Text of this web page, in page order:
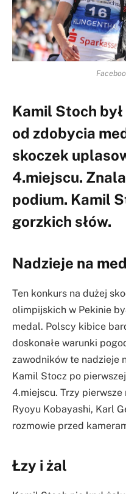
Kamil Stoch był
od zdobycia
skoczek
4.miejscu.
podium. Kamil
gorzkich słów.
Nadzieje na
Ten konkurs na dużej
olimpijskich w Pekinie
medal. Polscy kibice
doskonałe warunki
zawodników te nadzieje
Kamil Stocz po
4.miejscu. Trzy
Ryoyu Kobayashi, Karl
rozmowie przed
Łzy i żal